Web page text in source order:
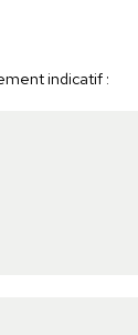
indicatif :